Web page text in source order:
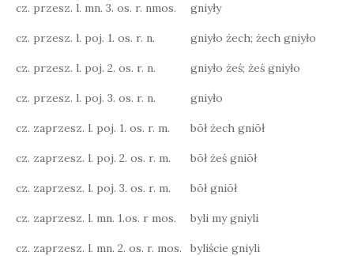
cz. przesz. l. mn. 3. os. r. nmos. gniyły
cz. przesz. l. poj. 1. os. r. n. gniyło żech; żech gniyło
cz. przesz. l. poj. 2. os. r. n. gniyło żeś; żeś gniyło
cz. przesz. l. poj. 3. os. r. n. gniyło
cz. zaprzesz. l. poj. 1. os. r. m. bōł żech gniōł
cz. zaprzesz. l. poj. 2. os. r. m. bōł żeś gniōł
cz. zaprzesz. l. poj. 3. os. r. m. bōł gniōł
cz. zaprzesz. l. mn. 1.os. r mos. byli my gniyli
cz. zaprzesz. l. mn. 2. os. r. mos. byliście gniyli